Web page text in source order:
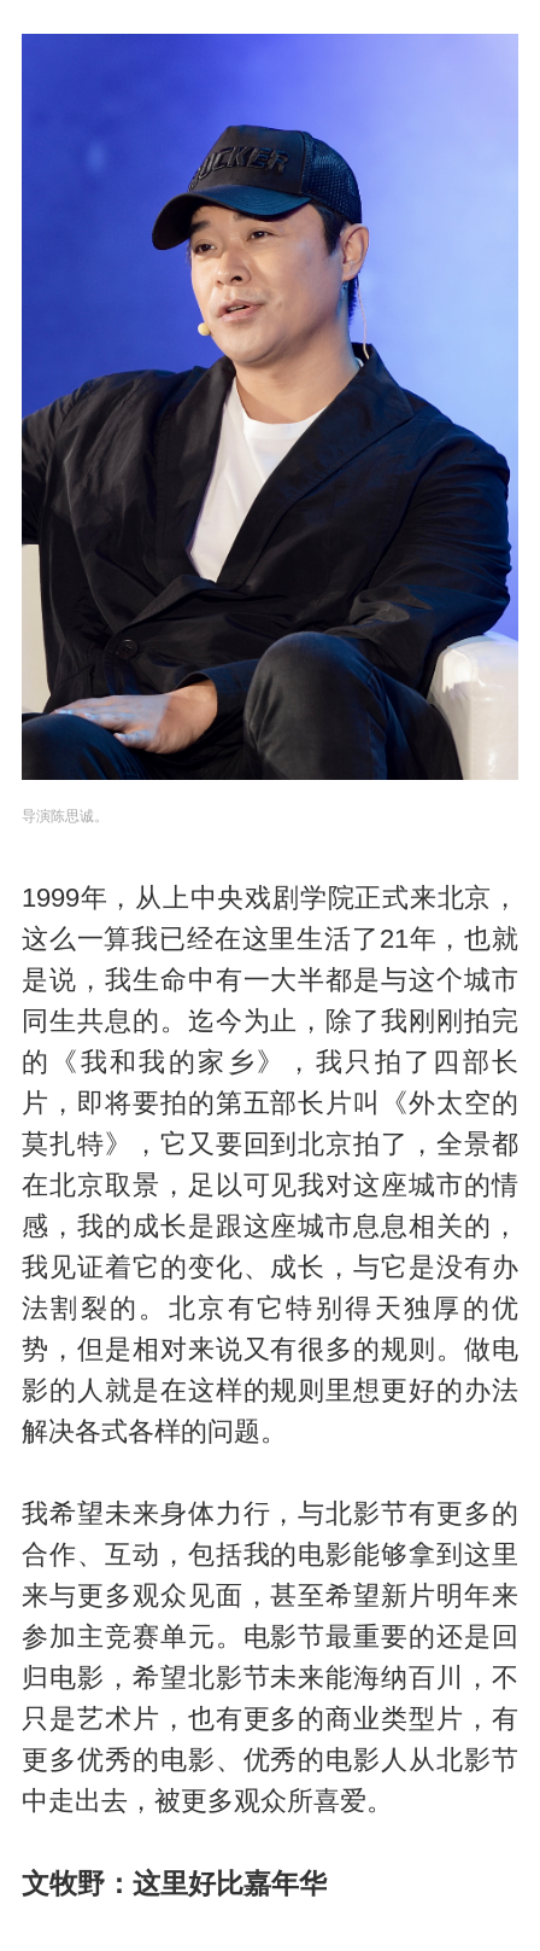
导演陈思诚。
1999年，从上中央戏剧学院正式来北京，
这么一算我已经在这里生活了21年，也就
是说，我生命中有一大半都是与这个城市
同生共息的。迄今为止，除了我刚刚拍完
的《我和我的家乡》，我只拍了四部长
片，即将要拍的第五部长片叫《外太空的
莫扎特》，它又要回到北京拍了，全景都
在北京取景，足以可见我对这座城市的情
感，我的成长是跟这座城市息息相关的，
我见证着它的变化、成长，与它是没有办
法割裂的。北京有它特别得天独厚的优
势，但是相对来说又有很多的规则。做电
影的人就是在这样的规则里想更好的办法
解决各式各样的问题。
我希望未来身体力行，与北影节有更多的
合作、互动，包括我的电影能够拿到这里
来与更多观众见面，甚至希望新片明年来
参加主竞赛单元。电影节最重要的还是回
归电影，希望北影节未来能海纳百川，不
只是艺术片，也有更多的商业类型片，有
更多优秀的电影、优秀的电影人从北影节
中走出去，被更多观众所喜爱。
文牧野：这里好比嘉年华